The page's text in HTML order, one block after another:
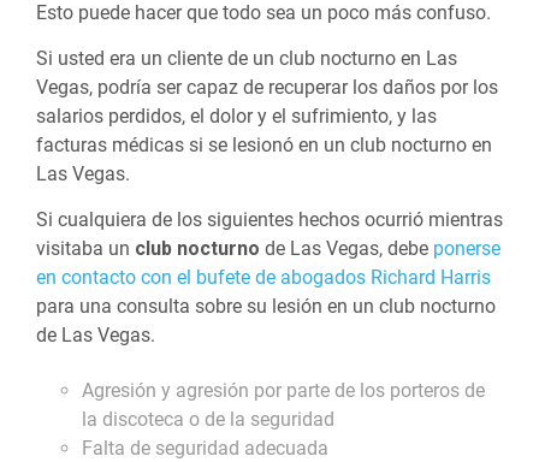
Esto puede hacer que todo sea un poco más confuso.
Si usted era un cliente de un club nocturno en Las
Vegas, podría ser capaz de recuperar los daños por los
salarios perdidos, el dolor y el sufrimiento, y las
facturas médicas si se lesionó en un club nocturno en
Las Vegas.
Si cualquiera de los siguientes hechos ocurrió mientras
visitaba un club nocturno de Las Vegas, debe ponerse
en contacto con el bufete de abogados Richard Harris
para una consulta sobre su lesión en un club nocturno
de Las Vegas.
Agresión y agresión por parte de los porteros de
la discoteca o de la seguridad
Falta de seguridad adecuada